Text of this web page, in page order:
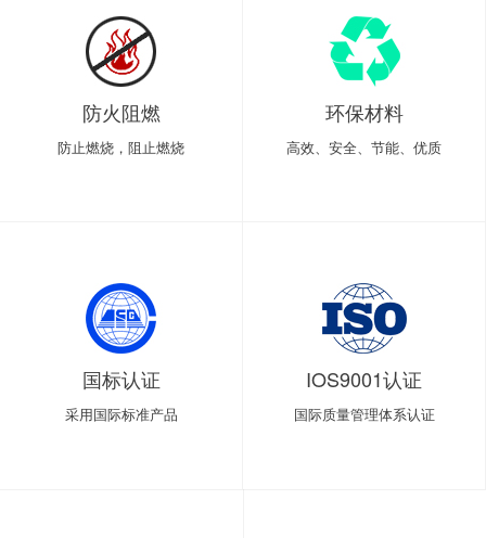
防火阻燃
防止燃烧，阻止燃烧
环保材料
高效、安全、节能、优质
国标认证
采用国际标准产品
IOS9001认证
国际质量管理体系认证